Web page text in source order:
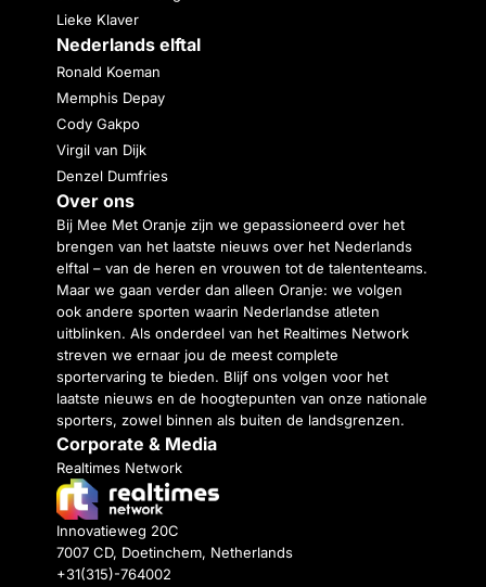
Lieke Klaver
Nederlands elftal
Ronald Koeman
Memphis Depay
Cody Gakpo
Virgil van Dijk
Denzel Dumfries
Over ons
Bij Mee Met Oranje zijn we gepassioneerd over het
brengen van het laatste nieuws over het Nederlands
elftal – van de heren en vrouwen tot de talententeams.
Maar we gaan verder dan alleen Oranje: we volgen
ook andere sporten waarin Nederlandse atleten
uitblinken. Als onderdeel van het Realtimes Network
streven we ernaar jou de meest complete
sportervaring te bieden. Blijf ons volgen voor het
laatste nieuws en de hoogtepunten van onze nationale
sporters, zowel binnen als buiten de landsgrenzen.
Corporate & Media
Realtimes Network
Innovatieweg 20C
7007 CD, Doetinchem, Netherlands
+31(315)-764002